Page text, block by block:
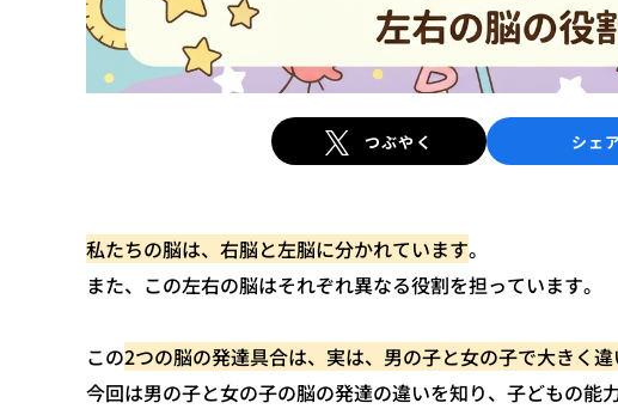
つぶやく シェ
私たちの脳は、右脳と左脳に分かれています。
また、この左右の脳はそれぞれ異なる役割を担っています。
この2つの脳の発達具合は、実は、男の子と女の子で大きく
今回は男の子と女の子の脳の発達の違いを知り、子どもの能